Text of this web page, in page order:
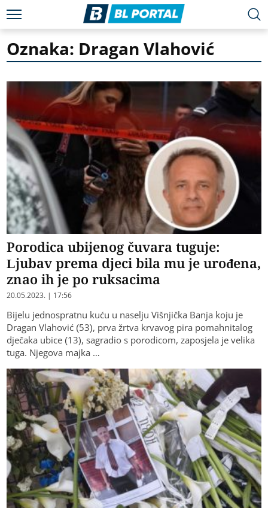
Oznaka: Dragan Vlahović
Porodica ubijenog čuvara tuguje:
Ljubav prema djeci bila mu je urođena,
znao ih je po ruksacima
20.05.2023. | 17:56
Bijelu jednospratnu kuću u naselju Višnjička Banja koju je
Dragan Vlahović (53), prva žrtva krvavog pira pomahnitalog
dječaka ubice (13), sagradio s porodicom, zaposjela je velika
tuga. Njegova majka …